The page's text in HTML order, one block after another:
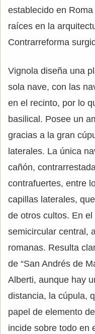
establecido en
raíces en la
Contrarreforma
Vignola diseña una
sola nave, con las
en el recinto, por lo
basilical. Posee un
gracias a la gran
laterales. La única
cañón,
contrafuertes, entre
capillas laterales,
de otros cultos. En
semicircular central,
romanas. Resulta
de “San Andrés de
Alberti, aunque hay
distancia, la cúpula,
papel de elemento
incide sobre todo en